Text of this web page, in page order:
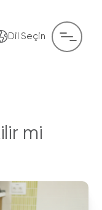
Dil Seçin
mi